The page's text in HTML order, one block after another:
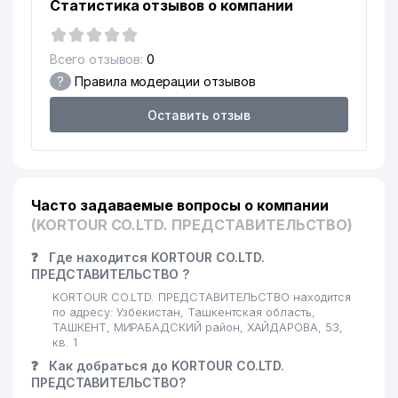
17
СТАНДАРТИЗАЦИИ И
СЕРТИФИКАЦИИ
ЛЕКАРСТВЕННЫХ СРЕДСТВ
ООО
18 LANISEL ООО 598 м
19
ТАШКЕНТСКИЙ
ФАРМАЦЕВТИЧЕСКИЙ
613 м
20
MYUNG SUNG PLACON
ПРЕДСТАВИТЕЛЬСТВО
616 м
21 PREMIUM SPORT GROUP ООО
23 BRONUS ООО 734 м
SOYUZTRANSLINK EXPEDITION
Статистика отзывов о компании
Всего отзывов: 0
? Правила модерации отзывов
Оставить отзыв
Часто задаваемые вопросы о компании
(KORTOUR CO.LTD. ПРЕДСТАВИТЕЛЬСТВО)
❓
Где находится KORTOUR CO.LTD.
ПРЕДСТАВИТЕЛЬСТВО ?
KORTOUR CO.LTD. ПРЕДСТАВИТЕЛЬСТВО находится
по адресу: Узбекистан, Ташкентская область,
ТАШКЕНТ, МИРАБАДСКИЙ район, ХАЙДАРОВА, 53,
кв. 1
❓
Как добраться до KORTOUR CO.LTD.
ПРЕДСТАВИТЕЛЬСТВО?